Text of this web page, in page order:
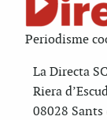
Periodisme
La Directa
Riera
08028 Sants